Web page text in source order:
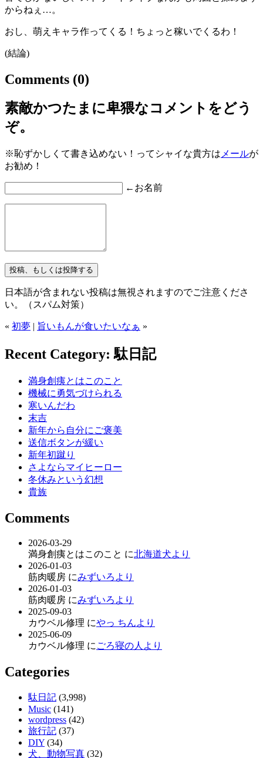
からねぇ…。
おし、萌えキャラ作ってくる！ちょっと稼いでくるわ！
(結論)
Comments (0)
素敵かつたまに卑猥なコメントをどう
ぞ。
※恥ずかしくて書き込めない！ってシャイな貴方は メールが
お勧め！
←お名前
日本語が含まれない投稿は無視されますのでご注意くださ
い。（スパム対策）
« 初夢 | 旨いもんが食いたいなぁ »
Recent Category: 駄日記
満身創痍とはこのこと
機械に勇気づけられる
寒いんだわ
末吉
新年から自分にご褒美
送信ボタンが緩い
新年初蹴り
さよならマイヒーロー
冬休みという幻想
貴族
Comments
2026-03-29
満身創痍とはこのこと に北海道犬より
2026-01-03
筋肉暖房 にみずいろより
2026-01-03
筋肉暖房 にみずいろより
2025-09-03
カウベル修理 にやっ ちんより
2025-06-09
カウベル修理 に ごろ寝の人より
Categories
駄日記 (3,998)
Music (141)
wordpress (42)
旅行記 (37)
DIY (34)
犬、動物写真 (32)